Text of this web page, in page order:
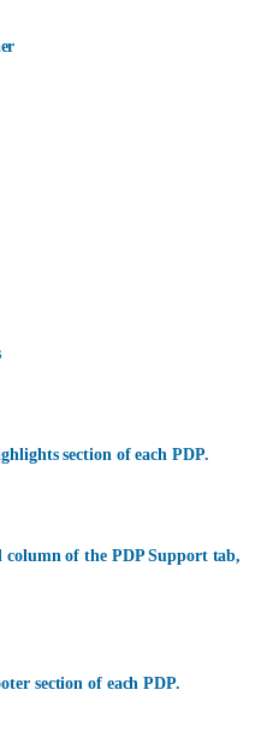
section of each PDP.
column of the PDP Support tab,
section of each PDP.